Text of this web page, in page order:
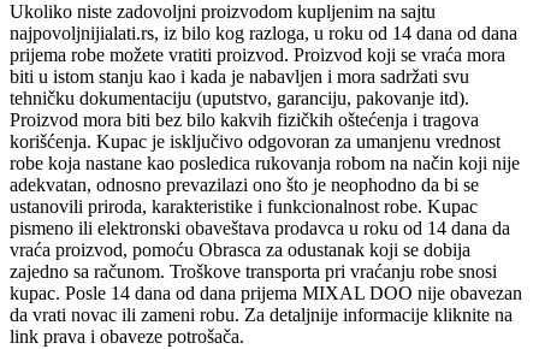
Ukoliko niste zadovoljni proizvodom kupljenim na sajtu
najpovoljnijialati.rs, iz bilo kog razloga, u roku od 14 dana od dana
prijema robe možete vratiti proizvod. Proizvod koji se vraća mora
biti u istom stanju kao i kada je nabavljen i mora sadržati svu
tehničku dokumentaciju (uputstvo, garanciju, pakovanje itd).
Proizvod mora biti bez bilo kakvih fizičkih oštećenja i tragova
korišćenja. Kupac je isključivo odgovoran za umanjenu vrednost
robe koja nastane kao posledica rukovanja robom na način koji nije
adekvatan, odnosno prevazilazi ono što je neophodno da bi se
ustanovili priroda, karakteristike i funkcionalnost robe. Kupac
pismeno ili elektronski obaveštava prodavca u roku od 14 dana da
vraća proizvod, pomoću Obrasca za odustanak koji se dobija
zajedno sa računom. Troškove transporta pri vraćanju robe snosi
kupac. Posle 14 dana od dana prijema MIXAL DOO nije obavezan
da vrati novac ili zameni robu. Za detaljnije informacije kliknite na
link prava i obaveze potrošača.